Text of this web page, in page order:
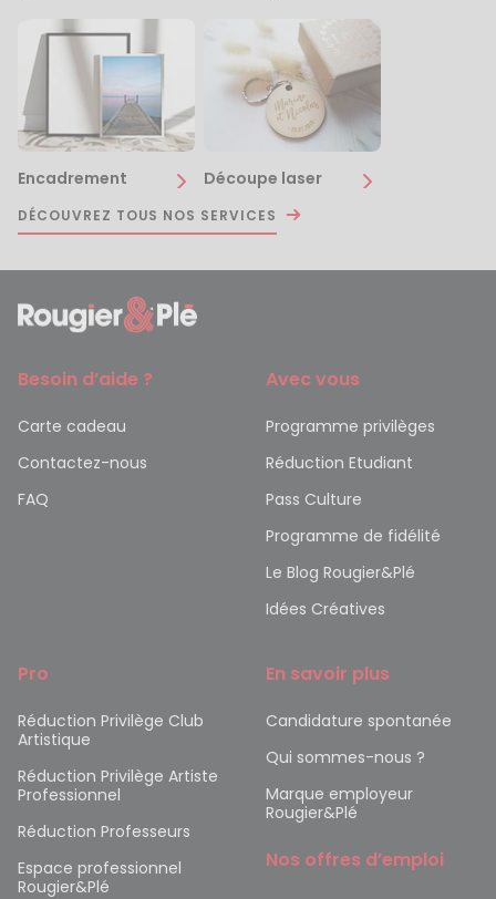
Encadrement Découpe laser
DÉCOUVREZ TOUS NOS SERVICES
Besoin d’aide ?
Carte cadeau
Contactez-nous
FAQ
Avec vous
Programme privilèges
Réduction Etudiant
Pass Culture
Programme de fidélité
Le Blog Rougier&Plé
Idées Créatives
Pro
Réduction Privilège Club
Artistique
Réduction Privilège Artiste
Professionnel
Réduction Professeurs
Espace professionnel
Rougier&Plé
En savoir plus
Candidature spontanée
Qui sommes-nous ?
Marque employeur
Rougier&Plé
Nos offres d’emploi